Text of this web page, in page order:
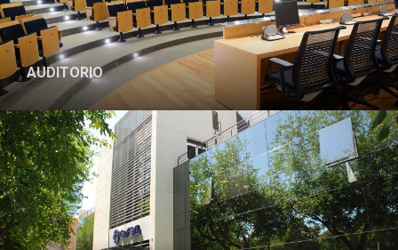
AUDITORIO
PROYECTO